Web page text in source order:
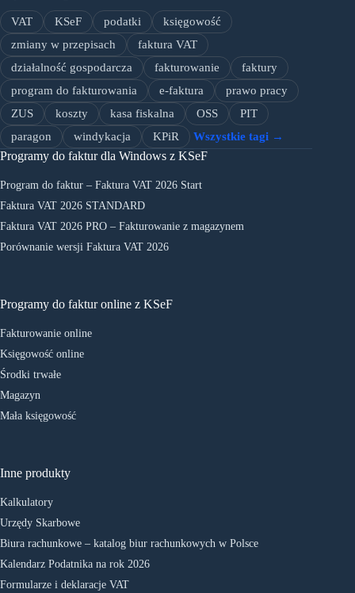
VAT KSeF podatki
księgowość
zmiany w przepisach
faktura VAT
działalność gospodarcza
fakturowanie
faktury
program do fakturowania
e-faktura
prawo pracy
ZUS
koszty kasa fiskalna OSS
PIT
paragon
windykacja KPiR Wszystkie tagi →
Programy do faktur dla Windows z KSeF
Program do faktur – Faktura VAT 2026 Start
Faktura VAT 2026 STANDARD
Faktura VAT 2026 PRO – Fakturowanie z magazynem
Porównanie wersji Faktura VAT 2026
Programy do faktur online z KSeF
Fakturowanie online
Księgowość online
Środki trwałe
Magazyn
Mała księgowość
Inne produkty
Kalkulatory
Urzędy Skarbowe
Biura rachunkowe – katalog biur rachunkowych w Polsce
Kalendarz Podatnika na rok 2026
Formularze i deklaracje VAT